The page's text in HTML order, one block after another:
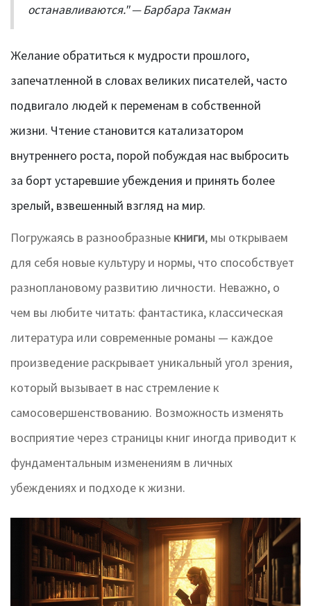
останавливаются." — Барбара Такман
Желание обратиться к мудрости прошлого,
запечатленной в словах великих писателей, часто
подвигало людей к переменам в собственной
жизни. Чтение становится катализатором
внутреннего роста, порой побуждая нас выбросить
за борт устаревшие убеждения и принять более
зрелый, взвешенный взгляд на мир.
Погружаясь в разнообразные книги, мы открываем
для себя новые культуру и нормы, что способствует
разноплановому развитию личности. Неважно, о
чем вы любите читать: фантастика, классическая
литература или современные романы — каждое
произведение раскрывает уникальный угол зрения,
который вызывает в нас стремление к
самосовершенствованию. Возможность изменять
восприятие через страницы книг иногда приводит к
фундаментальным изменениям в личных
убеждениях и подходе к жизни.